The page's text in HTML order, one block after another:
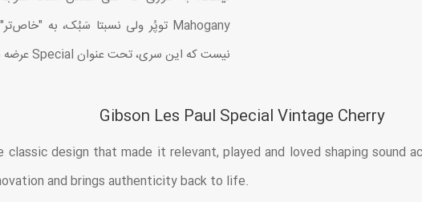
نیست که این سری، تحت عنوان Special عرضه می‌شود.
Gibson Les Paul Special Vintage Cherry
design that made it relevant, played and loved shaping sound
and brings authenticity back to life.